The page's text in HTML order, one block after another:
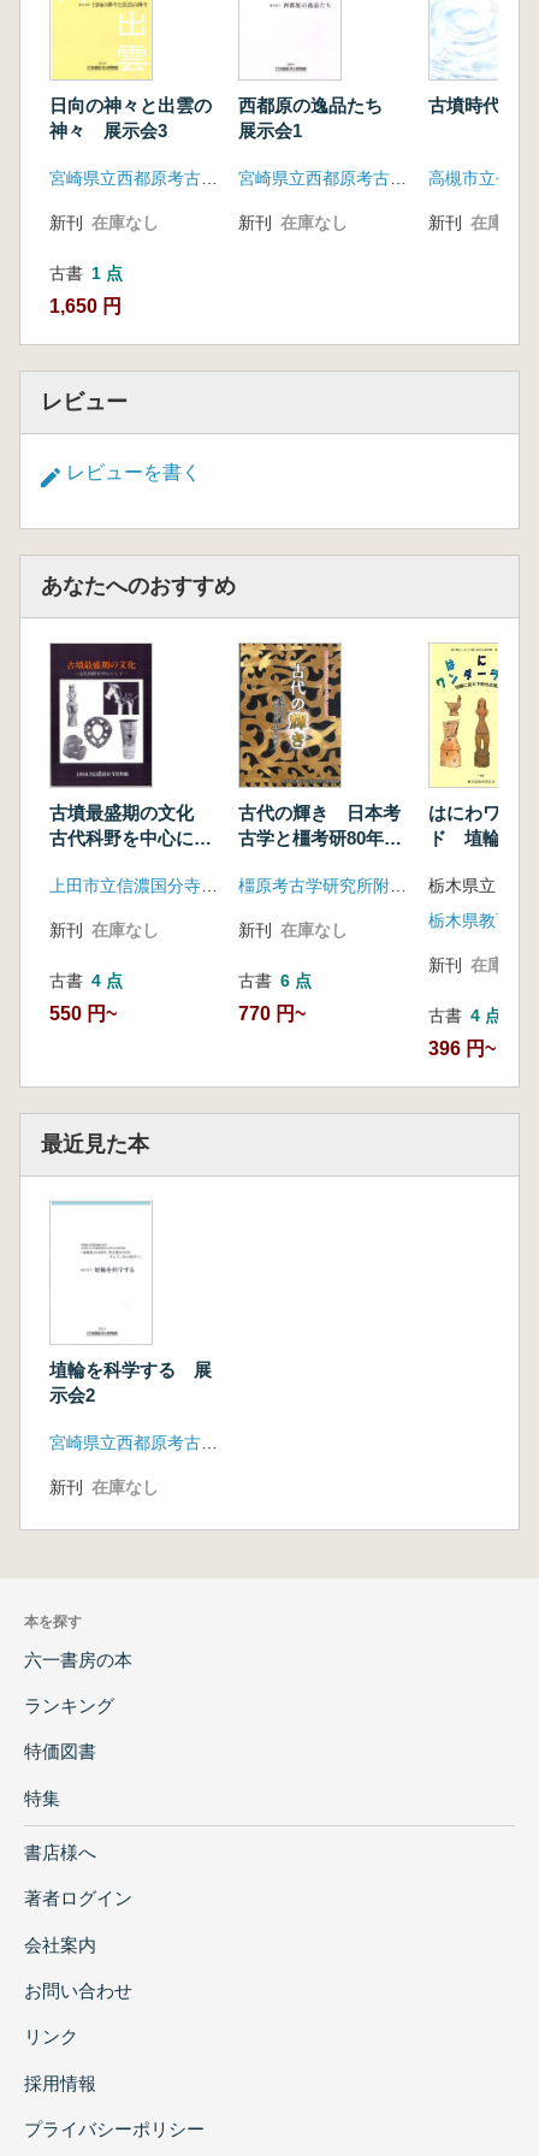
日向の神々と出雲の
神々 展示会3
宮崎県立西都原考古博物館
新刊 在庫なし
古書 1 点
1,650 円
西都原の逸品たち
展示会1
宮崎県立西都原考古博物館
新刊 在庫なし
古墳時代の
新刊 在庫なし
レビュー
レビューを書く
あなたへのおすすめ
古墳最盛期の文化
古代科野を中心にし
新刊 在庫なし
古書 4 点
550 円~
古代の輝き 日本考
古学と橿考研80年の
新刊 在庫なし
古書 6 点
770 円~
はにわワン
ド 埴輪に見
栃木県教育委
新刊 在庫なし
古書 4 点
396 円~
最近見た本
埴輪を科学する 展
示会2
新刊 在庫なし
本を探す
六一書房の本
ランキング
特価図書
特集
書店様へ
著者ログイン
会社案内
お問い合わせ
リンク
採用情報
プライバシーポリシー